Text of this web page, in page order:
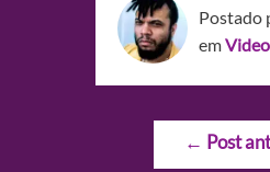
Postado
em
Navegação
← Post